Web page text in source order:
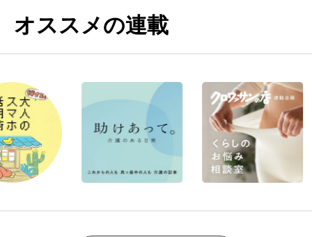
オススメの連載